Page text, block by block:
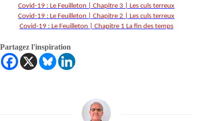
Covid-19 : Le Feuilleton | Chapitre 3 | Les culs terreux
Covid-19 : Le Feuilleton | Chapitre 2 | Les culs terreux
Covid-19 : Le Feuilleton | Chapitre 1 La fin des temps
Partagez l'inspiration